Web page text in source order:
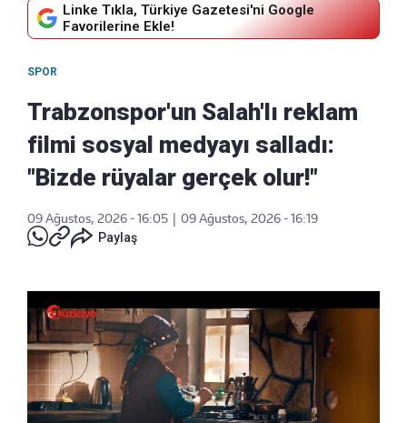
Linke Tıkla, Türkiye Gazetesi'ni Google
Favorilerine Ekle!
SPOR
Trabzonspor'un Salah'lı reklam
filmi sosyal medyayı salladı:
"Bizde rüyalar gerçek olur!"
09 Ağustos, 2026 - 16:05
09 Ağustos, 2026 - 16:19
Paylaş